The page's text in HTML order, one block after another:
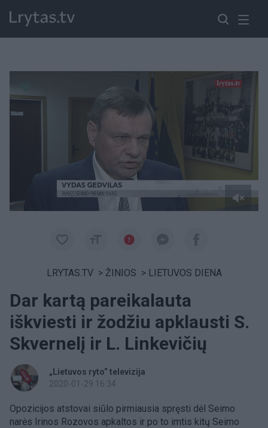
LRYTAS.TV > ŽINIOS > LIETUVOS DIENA
Dar kartą pareikalauta
iškviesti ir žodžiu apklausti S.
Skvernelį ir L. Linkevičių
„Lietuvos ryto“ televizija
2020-01-29 16:34
Opozicijos atstovai siūlo pirmiausia spręsti dėl Seimo
narės Irinos Rozovos apkaltos ir po to imtis kitų Seimo